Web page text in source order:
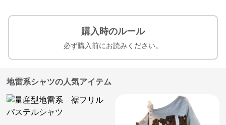
購入時のルール
必ず購入前にお読みください。
地雷系シャツの人気アイテム